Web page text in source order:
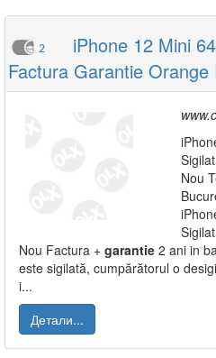
2
iPhone 12 Mini
Factura Garantie Orange
Nou
Nou Factura + garantie 2 ani in
este sigilată, cumpărătorul o
i...
Детали...